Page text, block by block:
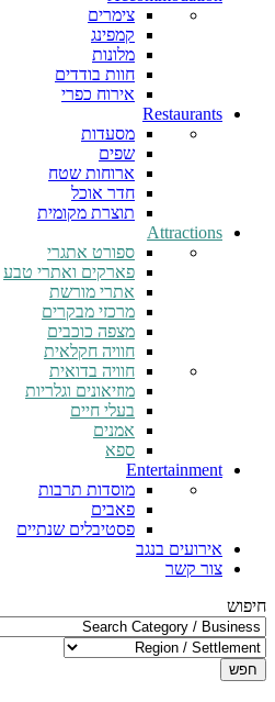
צימרים
קמפינג
מלונות
חוות בודדים
אירוח כפרי
Restaurants
מסעדות
שפים
ארוחות שטח
חדר אוכל
תוצרת מקומית
Attractions
ספורט אתגרי
פארקים ואתרי טבע
אתרי מורשת
מרכזי מבקרים
מצפה כוכבים
חוויה חקלאית
חוויה בדואית
מוזיאונים וגלריות
בעלי חיים
אמנים
ספא
Entertainment
מוסדות תרבות
פאבים
פסטיבלים שנתיים
אירועים בנגב
צור קשר
חיפוש
חפש